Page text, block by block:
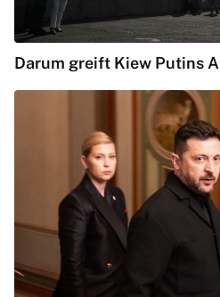
Darum greift Kiew Putins